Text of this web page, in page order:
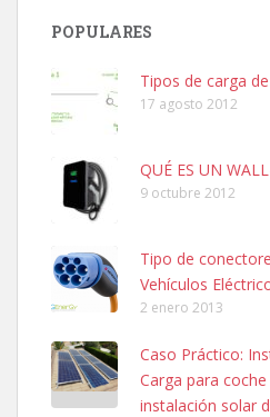
POPULARES
Tipos de carga
17 agosto 2012
QUÉ ES UN
9 octubre 2012
Tipo de
Vehículos
2 enero 2013
Caso Práctico:
Carga para
instalación solar